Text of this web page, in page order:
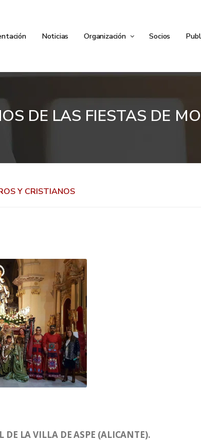
Noticias Organización Socios
DE LAS FIESTAS DE
Y CRISTIANOS
LA VILLA DE ASPE (ALICANTE).